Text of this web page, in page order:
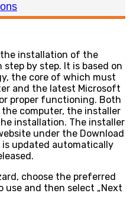
installation of the
step by step. It is based on
the core of which must
and the latest Microsoft
proper functioning. Both
computer, the installer
installation. The installer
under the Download
updated automatically
choose the preferred
use and then select „Next